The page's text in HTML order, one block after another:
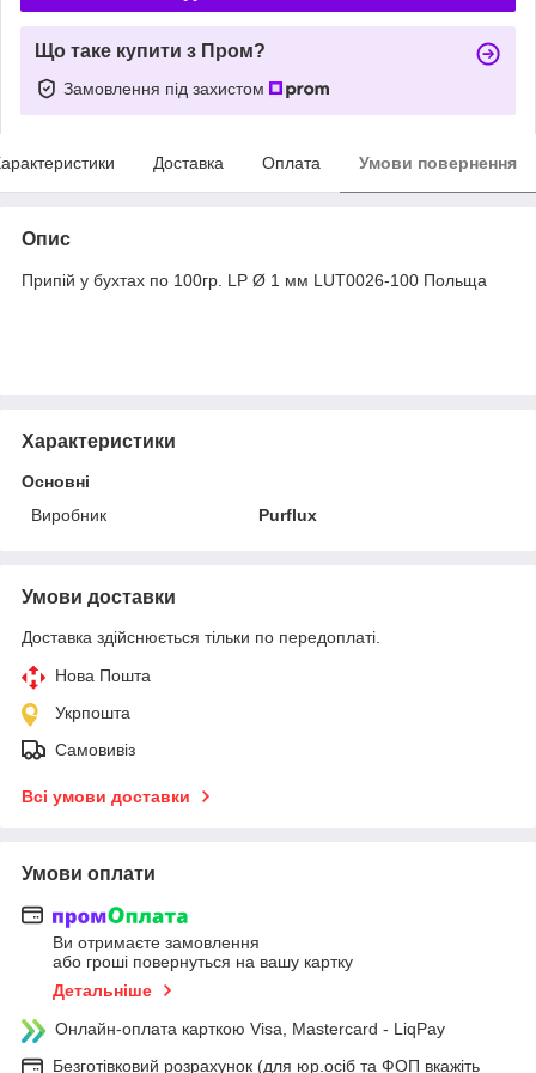
Що таке купити з Пром?
Замовлення під захистом
Доставка Оплата Умови повернення
Опис
Припій у бухтах по 100гр. LP Ø 1 мм LUT0026-100 Польща
Характеристики
Основні
Виробник
Purflux
Умови доставки
Доставка здійснюється тільки по передоплаті.
Нова Пошта
Укрпошта
Самовивіз
Всі умови доставки
Умови оплати
Ви отримаєте замовлення
або гроші повернуться на вашу картку
Детальніше
Онлайн-оплата карткою Visa, Mastercard - LiqPay
Безготівковий розрахунок (для юр.осіб та ФОП вкажіть